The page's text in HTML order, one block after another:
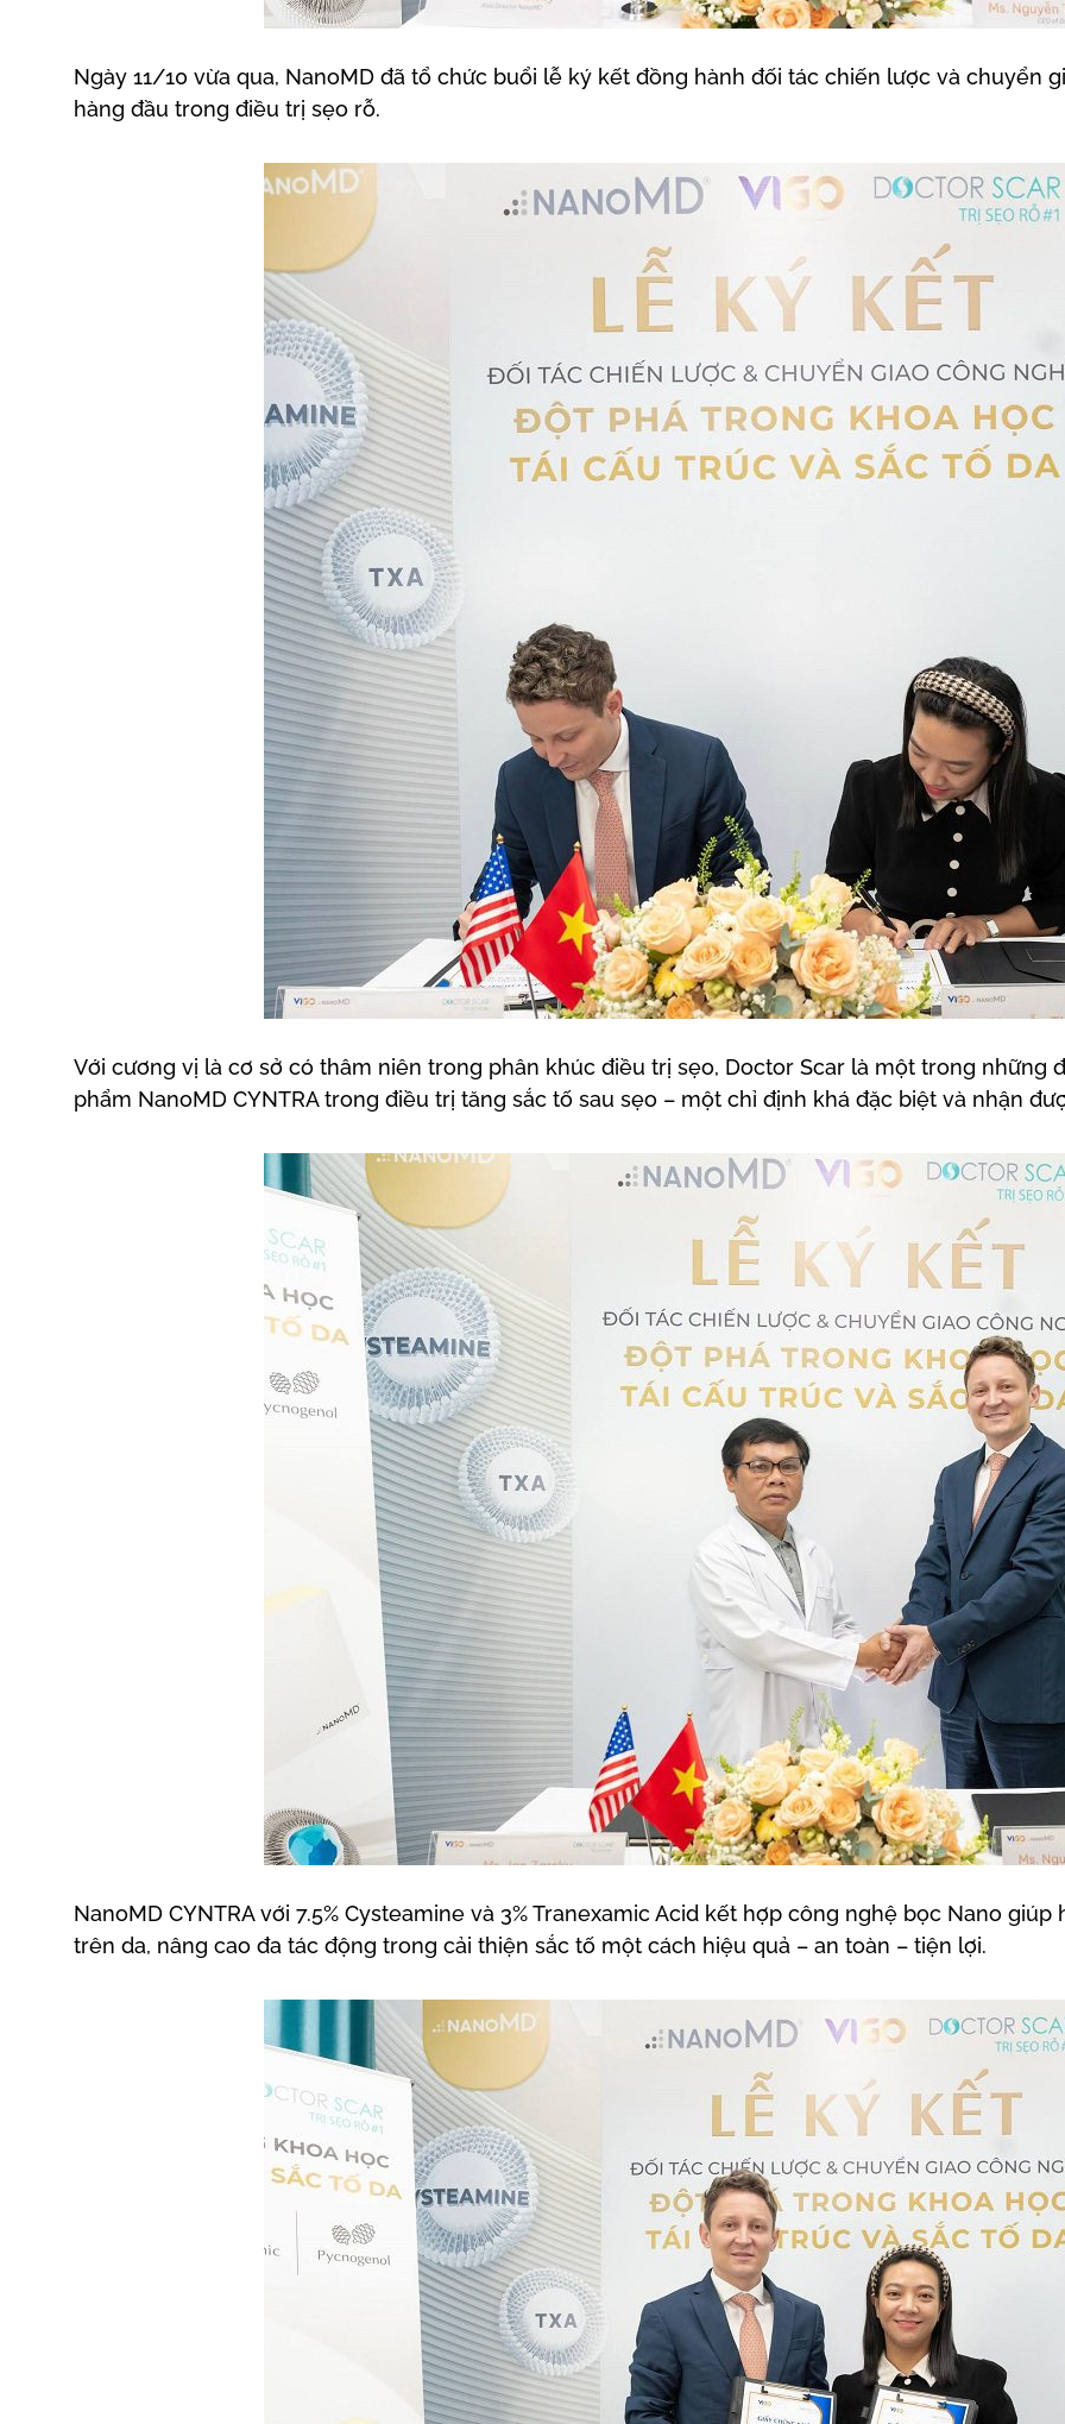
Ngày 11/10 vừa qua, NanoMD đã tổ chức buổi lễ ký kết đồng hành đối tác chiến lược và chuyển
hàng đầu trong điều trị sẹo rỗ.
Với cương vị là cơ sở có thâm niên trong phân khúc điều trị sẹo, Doctor Scar là một trong những
phẩm NanoMD CYNTRA trong điều trị tăng sắc tố sau sẹo – một chỉ định khá đặc biệt và nhận
NanoMD CYNTRA với 7.5% Cysteamine và 3% Tranexamic Acid kết hợp công nghệ bọc Nano
trên da, nâng cao đa tác động trong cải thiện sắc tố một cách hiệu quả – an toàn – tiện lợi.